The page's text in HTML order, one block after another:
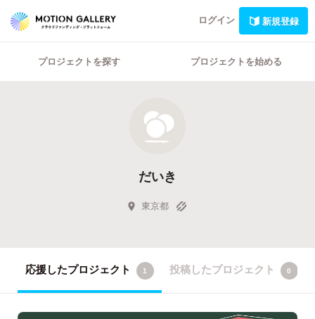
ログイン 新規登録
プロジェクトを探す プロジェクトを始める
だいき
東京都
応援したプロジェクト 1 投稿したプロジェクト 0